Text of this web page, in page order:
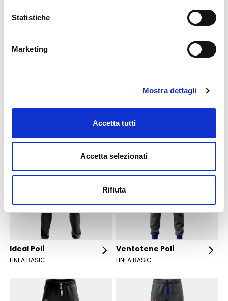
Statistiche
Marketing
Mostra dettagli
Accetta tutti
Accetta selezionati
Rifiuta
TESSUTO / MATERIALI
POTREBBE INTERESSARTI
Ideal Poli
LINEA BASIC
Ventotene Poli
LINEA BASIC